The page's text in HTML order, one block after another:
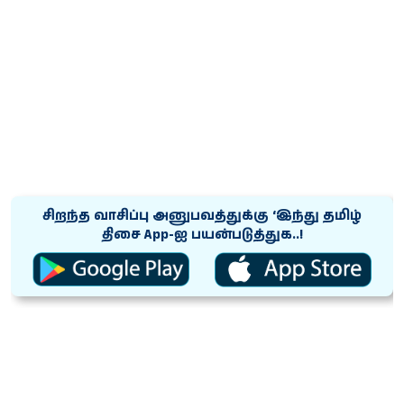
சிறந்த வாசிப்பு அனுபவத்துக்கு ‘இந்து தமிழ்
திசை App-ஐ பயன்படுத்துக..!